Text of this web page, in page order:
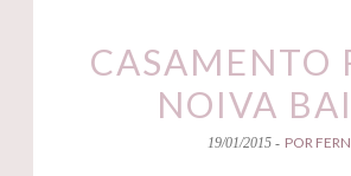
CASAMENTO
NOIVA
19/01/2015 - POR